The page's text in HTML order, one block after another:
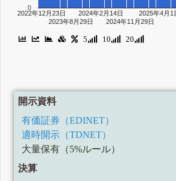
2022年12月23日
2023年8月29日
2024年2月14日
2024年11月29日
2025年4月1
0
5 10 20
開示資料
有価証券（EDINET）
適時開示（TDNET）
大量保有（5%ルール）
決算